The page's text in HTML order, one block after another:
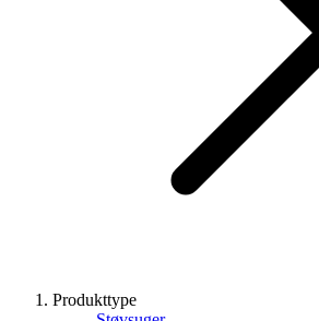
Produkttype